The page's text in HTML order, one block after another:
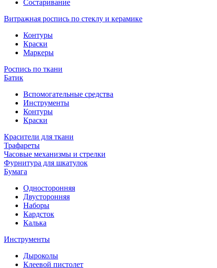
Состаривание
Витражная роспись по стеклу и керамике
Контуры
Краски
Маркеры
Роспись по ткани
Батик
Вспомогательные средства
Инструменты
Контуры
Краски
Красители для ткани
Трафареты
Часовые механизмы и стрелки
Фурнитура для шкатулок
Бумага
Односторонняя
Двусторонняя
Наборы
Кардсток
Калька
Инструменты
Дыроколы
Клеевой пистолет